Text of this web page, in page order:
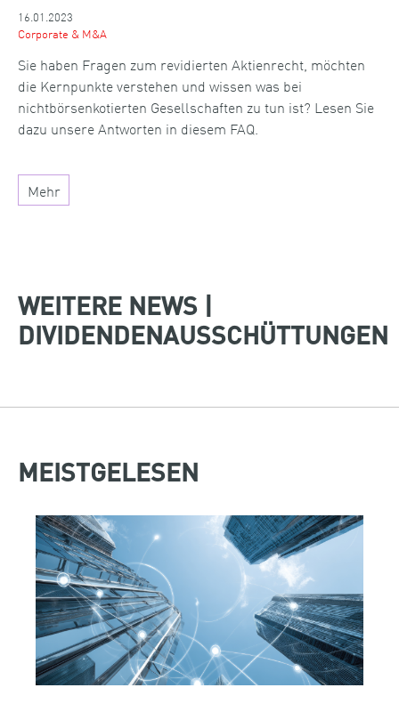
16.01.2023
Corporate & M&A
Sie haben Fragen zum revidierten Aktienrecht, möchten
die Kernpunkte verstehen und wissen was bei
nichtbörsenkotierten Gesellschaften zu tun ist? Lesen Sie
dazu unsere Antworten in diesem FAQ.
Mehr
WEITERE NEWS |
DIVIDENDENAUSSCHÜTTUNGEN
MEISTGELESEN